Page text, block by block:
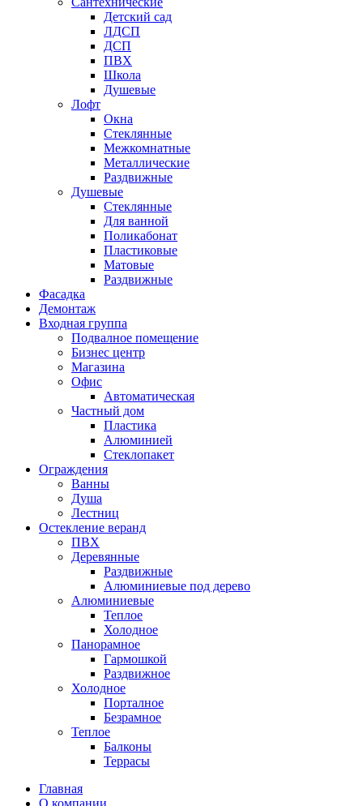
Детский сад
ЛДСП
ДСП
ПВХ
Школа
Душевые
Лофт
Окна
Стеклянные
Межкомнатные
Металлические
Раздвижные
Душевые
Стеклянные
Для ванной
Поликабонат
Пластиковые
Матовые
Раздвижные
Фасадка
Демонтаж
Входная группа
Подвалное помещение
Бизнес центр
Магазина
Офис
Автоматическая
Частный дом
Пластика
Алюминией
Стеклопакет
Ограждения
Ванны
Душа
Лестниц
Остекление веранд
ПВХ
Деревянные
Раздвижные
Алюминиевые под дерево
Алюминиевые
Теплое
Холодное
Панорамное
Гармошкой
Раздвижное
Холодное
Порталное
Безрамное
Теплое
Балконы
Террасы
Главная
О компании